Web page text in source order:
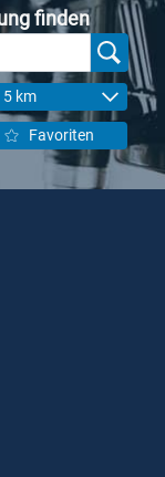
finden
5 km
Favoriten